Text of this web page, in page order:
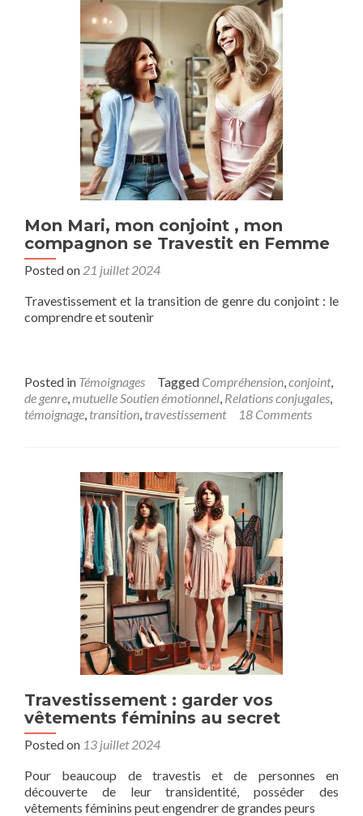
Mon Mari, mon conjoint , mon
compagnon se Travestit en Femme
Posted on 21 juillet 2024
Travestissement et la transition de genre du conjoint : le
comprendre et soutenir
Posted in Témoignages Tagged Compréhension,conjoint,
de genre,mutuelle Soutien émotionnel, Relations conjugales,
témoignage, transition, travestissement 18 Comments
Travestissement : garder vos
vêtements féminins au secret
Posted on 13 juillet 2024
Pour beaucoup de travestis et de personnes en
découverte de leur transidentité, posséder des
vêtements féminins peut engendrer de grandes peurs